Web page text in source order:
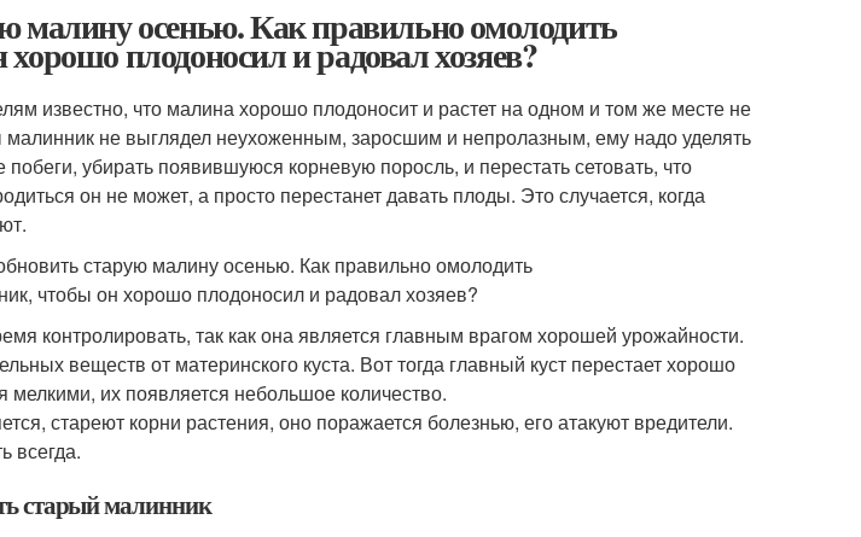
малину осенью. Как правильно омолодить
плодоносил и радовал хозяев?
известно, что малина хорошо плодоносит и растет на одном и том же месте не
не выглядел неухоженным, заросшим и непролазным, ему надо уделять
убирать появившуюся корневую поросль, и перестать сетовать, что
он не может, а просто перестанет давать плоды. Это случается, когда
контролировать, так как она является главным врагом хорошей урожайности.
веществ от материнского куста. Вот тогда главный куст перестает хорошо
мелкими, их появляется небольшое количество.
стареют корни растения, оно поражается болезнью, его атакуют вредители.
всегда.
старый малинник